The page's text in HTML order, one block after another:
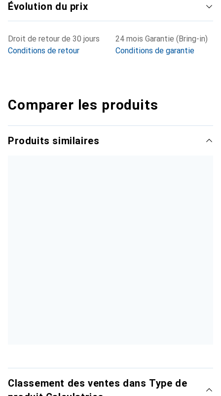
Évolution du prix
Droit de retour de 30 jours
Conditions de retour
24 mois Garantie (Bring-in)
Conditions de garantie
Comparer les produits
Produits similaires
Classement des ventes dans Type de